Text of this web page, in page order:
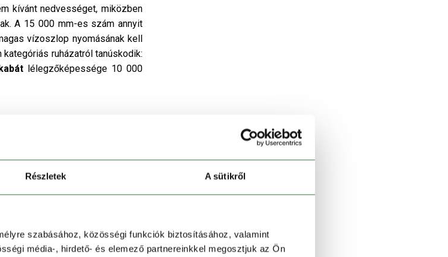
Részletek A sütikről
szabásához, közösségi funkciók biztosításához, valamint
média-, hirdető- és elemező partnereinkkel megosztjuk az Ön
kívánt nedvességet, miközben
A 15 000 mm-es szám annyit
vízoszlop nyomásának kell
ruházatról tanúskodik:
lélegzőképessége 10 000